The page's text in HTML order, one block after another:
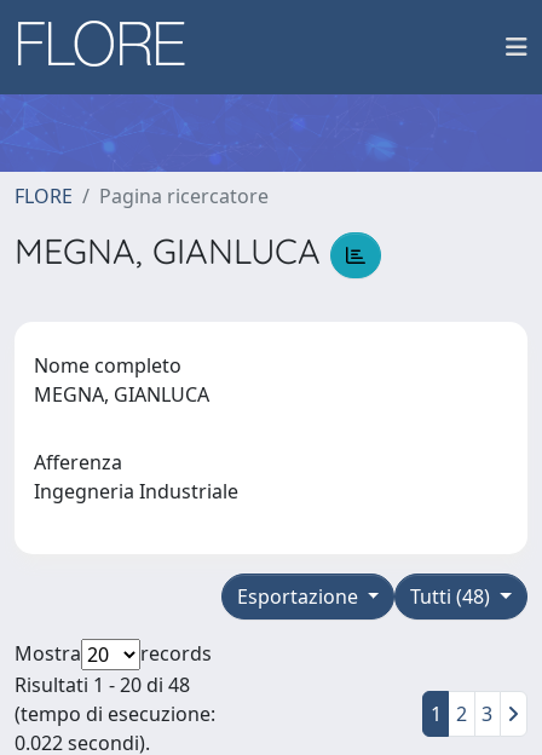
FLORE Pagina ricercatore
MEGNA, GIANLUCA
Nome completo
MEGNA, GIANLUCA
Afferenza
Ingegneria Industriale
Tutti (48)
Esportazione
Mostra
records
Risultati 1 - 20 di 48
(tempo di esecuzione:
0.022 secondi).
1 2 3